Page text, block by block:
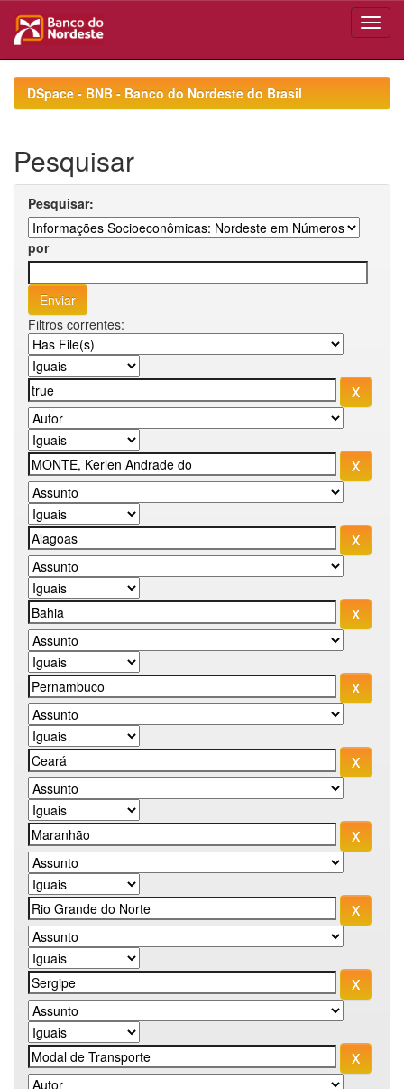
navigationDSpace - BNB - Banco do Nordeste do Brasil
Pesquisar
Pesquisar:
por
Filtros correntes: